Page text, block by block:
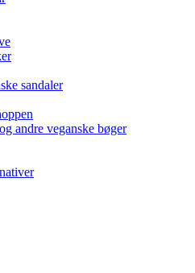
sandaler
andre veganske bøger